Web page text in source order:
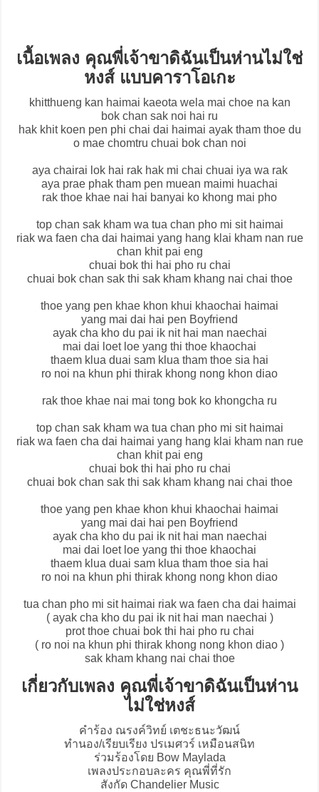
เนื้อเพลง คุณพี่เจ้าขาดิฉันเป็นห่านไม่ใช่
หงส์ แบบคาราโอเกะ
khitthueng kan haimai kaeota wela mai choe na kan
bok chan sak noi hai ru
hak khit koen pen phi chai dai haimai ayak tham thoe du
o mae chomtru chuai bok chan noi
aya chairai lok hai rak hak mi chai chuai iya wa rak
aya prae phak tham pen muean maimi huachai
rak thoe khae nai hai banyai ko khong mai pho
top chan sak kham wa tua chan pho mi sit haimai
riak wa faen cha dai haimai yang hang klai kham nan rue
chan khit pai eng
chuai bok thi hai pho ru chai
chuai bok chan sak thi sak kham khang nai chai thoe
thoe yang pen khae khon khui khaochai haimai
yang mai dai hai pen Boyfriend
ayak cha kho du pai ik nit hai man naechai
mai dai loet loe yang thi thoe khaochai
thaem klua duai sam klua tham thoe sia hai
ro noi na khun phi thirak khong nong khon diao
rak thoe khae nai mai tong bok ko khongcha ru
top chan sak kham wa tua chan pho mi sit haimai
riak wa faen cha dai haimai yang hang klai kham nan rue
chan khit pai eng
chuai bok thi hai pho ru chai
chuai bok chan sak thi sak kham khang nai chai thoe
thoe yang pen khae khon khui khaochai haimai
yang mai dai hai pen Boyfriend
ayak cha kho du pai ik nit hai man naechai
mai dai loet loe yang thi thoe khaochai
thaem klua duai sam klua tham thoe sia hai
ro noi na khun phi thirak khong nong khon diao
tua chan pho mi sit haimai riak wa faen cha dai haimai
( ayak cha kho du pai ik nit hai man naechai )
prot thoe chuai bok thi hai pho ru chai
( ro noi na khun phi thirak khong nong khon diao )
sak kham khang nai chai thoe
เกี่ยวกับเพลง คุณพี่เจ้าขาดิฉันเป็นห่าน
ไม่ใช่หงส์
คำร้อง ณรงค์วิทย์ เตชะธนะวัฒน์
ทำนอง/เรียบเรียง ปรเมศวร์ เหมือนสนิท
ร่วมร้องโดย Bow Maylada
เพลงประกอบละคร คุณพี่ที่รัก
สังกัด Chandelier Music